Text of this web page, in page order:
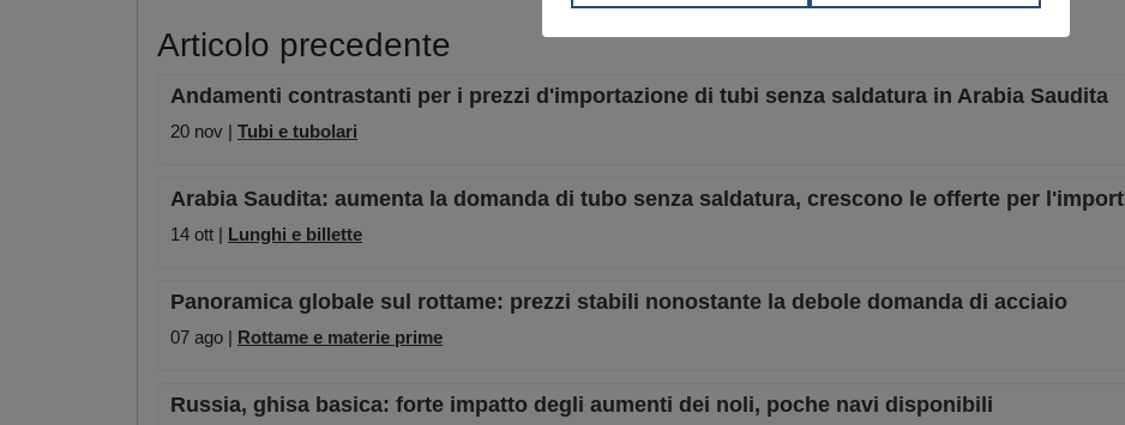
Articolo precedente
Andamenti contrastanti per i prezzi d'importazione di tubi senza saldatura in Arabia Saudita
20 nov | Tubi e tubolari
Arabia Saudita: aumenta la domanda di tubo senza saldatura, crescono le offerte per l'import
14 ott | Lunghi e billette
Panoramica globale sul rottame: prezzi stabili nonostante la debole domanda di acciaio
07 ago | Rottame e materie prime
Russia, ghisa basica: forte impatto degli aumenti dei noli, poche navi disponibili